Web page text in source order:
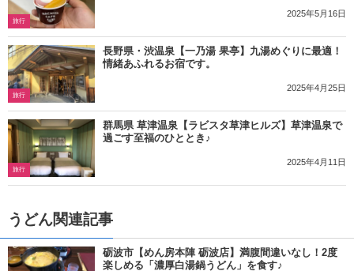
旅行
2025年5月16日
旅行
長野県・渋温泉【一乃湯 果亭】九湯めぐりに最適！
情緒あふれるお宿です。
2025年4月25日
旅行
群馬県 草津温泉【ラビスタ草津ヒルズ】草津温泉で
過ごす至福のひととき♪
2025年4月11日
うどん関連記事
砺波市【めん房本陣 砺波店】満腹間違いなし！2度
楽しめる「濃厚白湯鍋うどん」を食す♪